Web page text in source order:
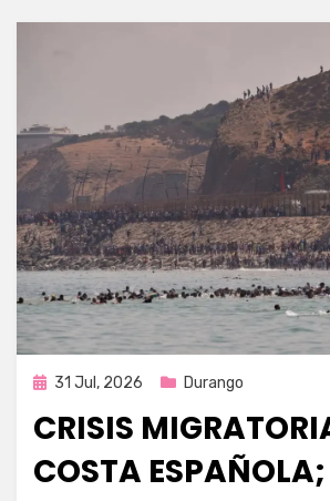
Publicada
31 Jul, 2026 Durango
CRISIS
COSTA ESPAÑOLA;